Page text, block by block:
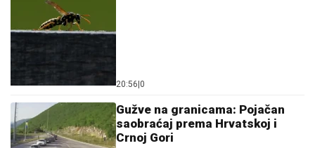
20:56 0
Gužve na granicama: Pojačan
saobraćaj prema Hrvatskoj i
Crnoj Gori